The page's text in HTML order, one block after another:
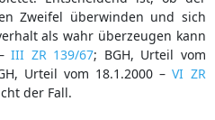
Zweifel überwinden und sich
als wahr überzeugen kann
III ZR 139/67; BGH, Urteil vom
Urteil vom 18.1.2000 –VI ZR
der Fall.